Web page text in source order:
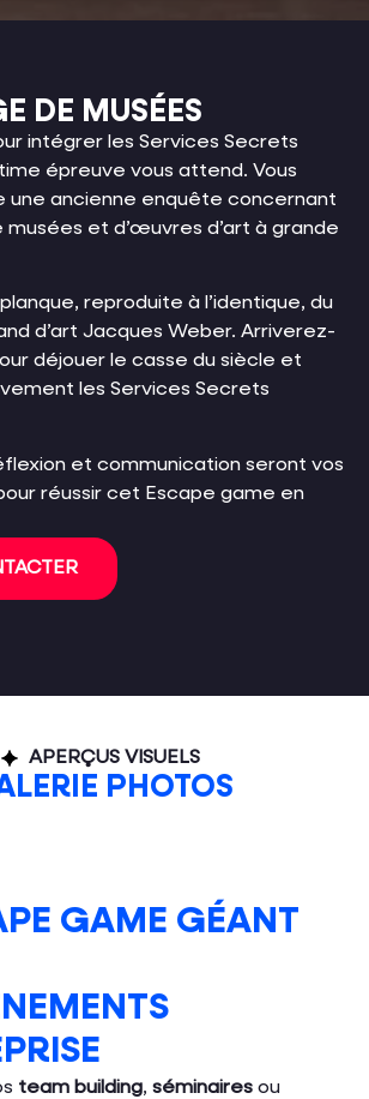
DE MUSÉES
intégrer les Services Secrets
épreuve vous attend. Vous
une ancienne enquête concernant
musées et d’œuvres d’art à grande
reproduite à l’identique, du
d’art Jacques Weber. Arriverez-
déjouer le casse du siècle et
les Services Secrets
et communication seront vos
réussir cet Escape game en
APERÇUS VISUELS
PHOTOS
GAME GÉANT
team building, séminaires ou